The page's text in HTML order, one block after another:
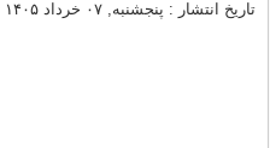
تاریخ انتشار : پنجشنبه, ۰۷ خرداد ۱۴۰۵ ۱۸:۵۴